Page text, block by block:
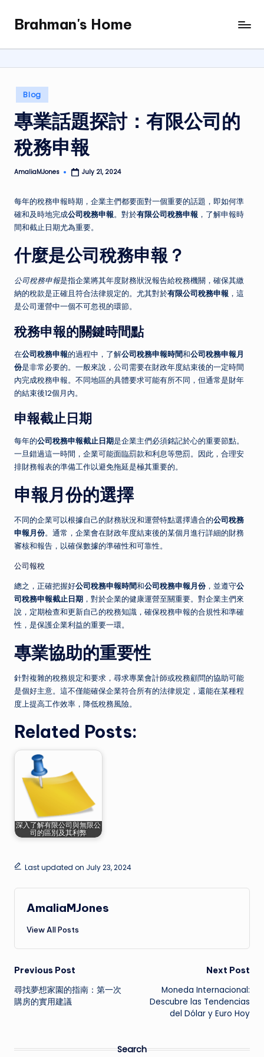
content
Brahman's Home
Spiritual
and
it
all
Posted
in
Blog
專業話題探討：有限公司的
稅務申報
Posted
AmaliaMJones July 21, 2024
每年的稅務申報時期，企業主們都要面對一個重要的話題，即如何準
確和及時地完成公司稅務申報。對於有限公司稅務申報 ，了解申報時
間和截止日期尤為重要。
什麼是公司稅務申報？
公司稅務申報是指企業將其年度財務狀況報告給稅務機關，確保其繳
納的稅款是正確且符合法律規定的。尤其對於有限公司稅務申報 ，這
是公司運營中一個不可忽視的環節。
稅務申報的關鍵時間點
在公司稅務申報的過程中，了解公司稅務申報時間和公司稅務申報月
份是非常必要的。一般來說，公司需要在財政年度結束後的一定時間
內完成稅務申報。不同地區的具體要求可能有所不同，但通常是財年
的結束後12個月內。
申報截止日期
每年的公司稅務申報截止日期是企業主們必須銘記於心的重要節點。
一旦錯過這一時間，企業可能面臨罰款和利息等懲罰。因此，合理安
排財務報表的準備工作以避免拖延是極其重要的。
申報月份的選擇
不同的企業可以根據自己的財務狀況和運營特點選擇適合的公司稅務
申報月份。通常，企業會在財政年度結束後的某個月進行詳細的財務
審核和報告，以確保數據的準確性和可靠性。
公司報稅
總之，正確把握好公司稅務申報時間和公司稅務申報月份，並遵守公
司稅務申報截止日期 ，對於企業的健康運營至關重要。對企業主們來
說，定期檢查和更新自己的稅務知識，確保稅務申報的合規性和準確
性，是保護企業利益的重要一環。
專業協助的重要性
針對複雜的稅務規定和要求，尋求專業會計師或稅務顧問的協助可能
是個好主意。這不僅能確保企業符合所有的法律規定，還能在某種程
度上提高工作效率，降低稅務風險。
Related Posts:
深入了解有限公司與無限公
司的區別及其利弊
Last updated on July 23, 2024
AmaliaMJones
View All Posts
Post
navigation
Previous Post
尋找夢想家園的指南：第一次
購房的實用建議
Next Post
Moneda Internacional:
Descubre las Tendencias
del Dólar y Euro Hoy
Search